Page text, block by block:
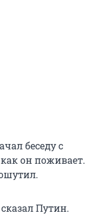
беседу с
он поживает.
Путин.